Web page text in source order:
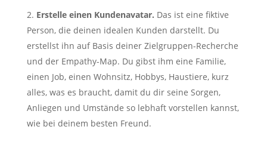
Erstelle einen Kundenavatar. Das ist eine fiktive
Person, die deinen idealen Kunden darstellt. Du
erstellst ihn auf Basis deiner Zielgruppen-Recherche
und der Empathy-Map. Du gibst ihm eine Familie,
einen Job, einen Wohnsitz, Hobbys, Haustiere, kurz
alles, was es braucht, damit du dir seine Sorgen,
Anliegen und Umstände so lebhaft vorstellen kannst,
wie bei deinem besten Freund.